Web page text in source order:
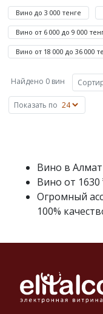
подобрать
ваш
напиток,
воспользуйтесь
снизу.
проще
начать
каталога.
Вино до 3 000 тенге
Вино от 6 000 до 9 000
Вино от 18 000 до 36 000
Найдено 0 вин
Показать по
Вино в
Вино от 1630
Огромный
100%